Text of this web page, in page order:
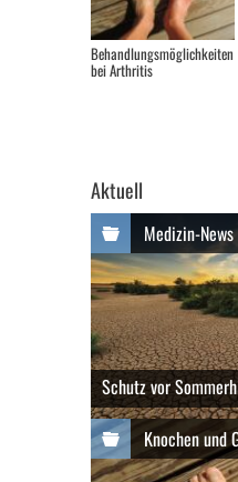
Behandlungsmöglichkeiten
bei Arthritis
Aktuell
Medizin-News
Schutz vor
Knochen und